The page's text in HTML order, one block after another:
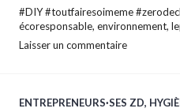
#DIY #toutfairesoimeme
écoresponsable, environnement,
Laisser un commentaire
ENTREPRENEURS·SES ZD,